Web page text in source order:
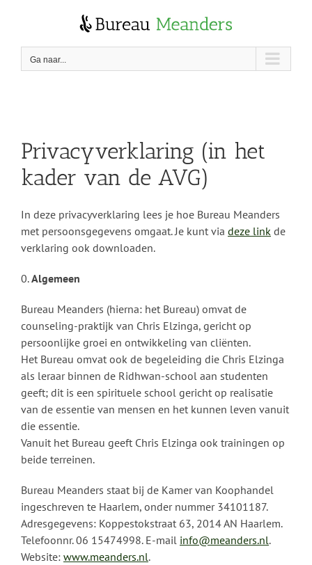
Ga naar...
Privacyverklaring (in het
kader van de AVG)
In deze privacyverklaring lees je hoe Bureau Meanders
met persoonsgegevens omgaat. Je kunt via deze link de
verklaring ook downloaden.
0.Algemeen
Bureau Meanders (hierna: het Bureau) omvat de
counseling-praktijk van Chris Elzinga, gericht op
persoonlijke groei en ontwikkeling van cliënten.
Het Bureau omvat ook de begeleiding die Chris Elzinga
als leraar binnen de Ridhwan-school aan studenten
geeft; dit is een spirituele school gericht op realisatie
van de essentie van mensen en het kunnen leven vanuit
die essentie.
Vanuit het Bureau geeft Chris Elzinga ook trainingen op
beide terreinen.
Bureau Meanders staat bij de Kamer van Koophandel
ingeschreven te Haarlem, onder nummer 34101187.
Adresgegevens: Koppestokstraat 63, 2014 AN Haarlem.
Telefoonnr. 06 15474998. E-mail info@meanders.nl.
Website: www.meanders.nl.